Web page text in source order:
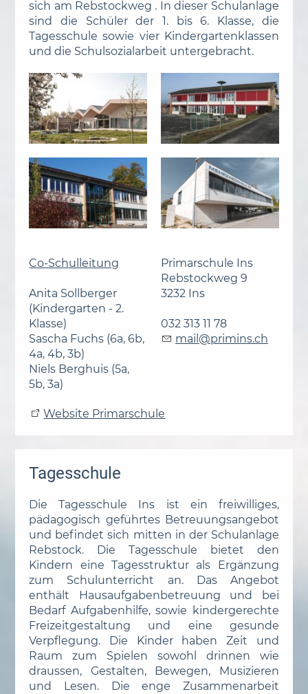
sich am Rebstockweg . In dieser Schulanlage
sind die Schüler der 1. bis 6. Klasse, die
Tagesschule sowie vier Kindergartenklassen
und die Schulsozialarbeit untergebracht.
Co-Schulleitung
Anita Sollberger
(Kindergarten - 2.
Klasse)
Sascha Fuchs (6a, 6b,
4a, 4b, 3b)
Niels Berghuis (5a,
5b, 3a)
Primarschule Ins
Rebstockweg 9
3232 Ins
032 313 11 78
m
pr m nsch
Website Primarschule
Tagesschule
Die Tagesschule Ins ist ein freiwilliges,
pädagogisch geführtes Betreuungsangebot
und befindet sich mitten in der Schulanlage
Rebstock. Die Tagesschule bietet den
Kindern eine Tagesstruktur als Ergänzung
zum Schulunterricht an. Das Angebot
enthält Hausaufgabenbetreuung und bei
Bedarf Aufgabenhilfe, sowie kindergerechte
Freizeitgestaltung und eine gesunde
Verpflegung. Die Kinder haben Zeit und
Raum zum Spielen sowohl drinnen wie
draussen, Gestalten, Bewegen, Musizieren
und Lesen. Die enge Zusammenarbeit